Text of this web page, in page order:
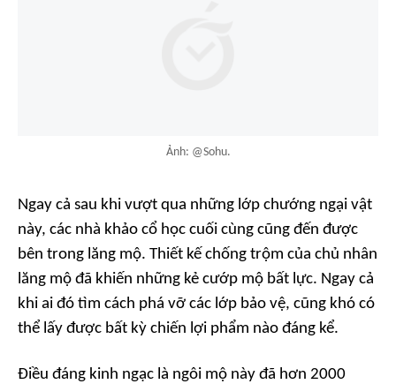
Ảnh: @Sohu.
Ngay cả sau khi vượt qua những lớp chướng ngại vật
này, các nhà khảo cổ học cuối cùng cũng đến được
bên trong lăng mộ. Thiết kế chống trộm của chủ nhân
lăng mộ đã khiến những kẻ cướp mộ bất lực. Ngay cả
khi ai đó tìm cách phá vỡ các lớp bảo vệ, cũng khó có
thể lấy được bất kỳ chiến lợi phẩm nào đáng kể.
Điều đáng kinh ngạc là ngôi mộ này đã hơn 2000